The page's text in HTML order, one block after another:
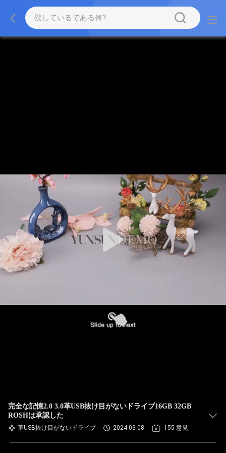
完全な記憶2.0 3.0革USB抜け目がないドライブ16GB 32GB
ROSHは承認した
革USB抜け目がないドライブ 2024-03-08 155 意見